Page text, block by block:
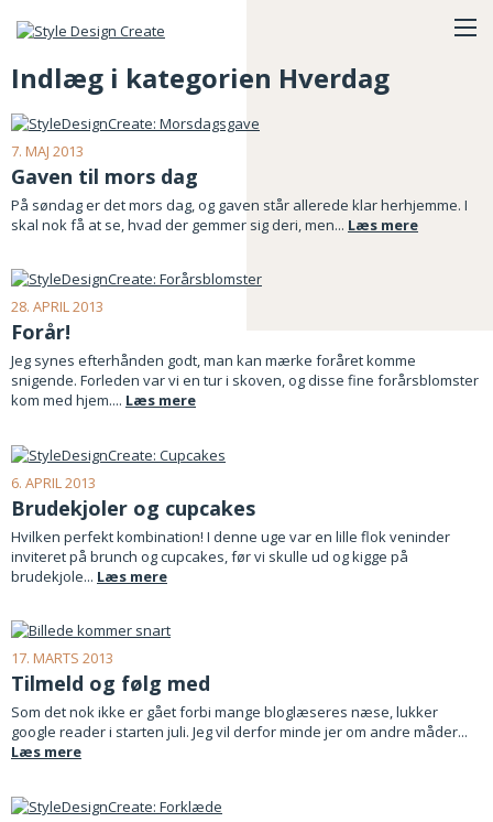
Indlæg i kategorien Hverdag
7. MAJ 2013
Gaven til mors dag
På søndag er det mors dag, og gaven står allerede klar herhjemme. I
skal nok få at se, hvad der gemmer sig deri, men... Læs mere
28. APRIL 2013
Forår!
Jeg synes efterhånden godt, man kan mærke foråret komme
snigende. Forleden var vi en tur i skoven, og disse fine forårsblomster
kom med hjem.... Læs mere
6. APRIL 2013
Brudekjoler og cupcakes
Hvilken perfekt kombination! I denne uge var en lille flok veninder
inviteret på brunch og cupcakes, før vi skulle ud og kigge på
brudekjole... Læs mere
17. MARTS 2013
Tilmeld og følg med
Som det nok ikke er gået forbi mange bloglæseres næse, lukker
google reader i starten juli. Jeg vil derfor minde jer om andre måder...
Læs mere